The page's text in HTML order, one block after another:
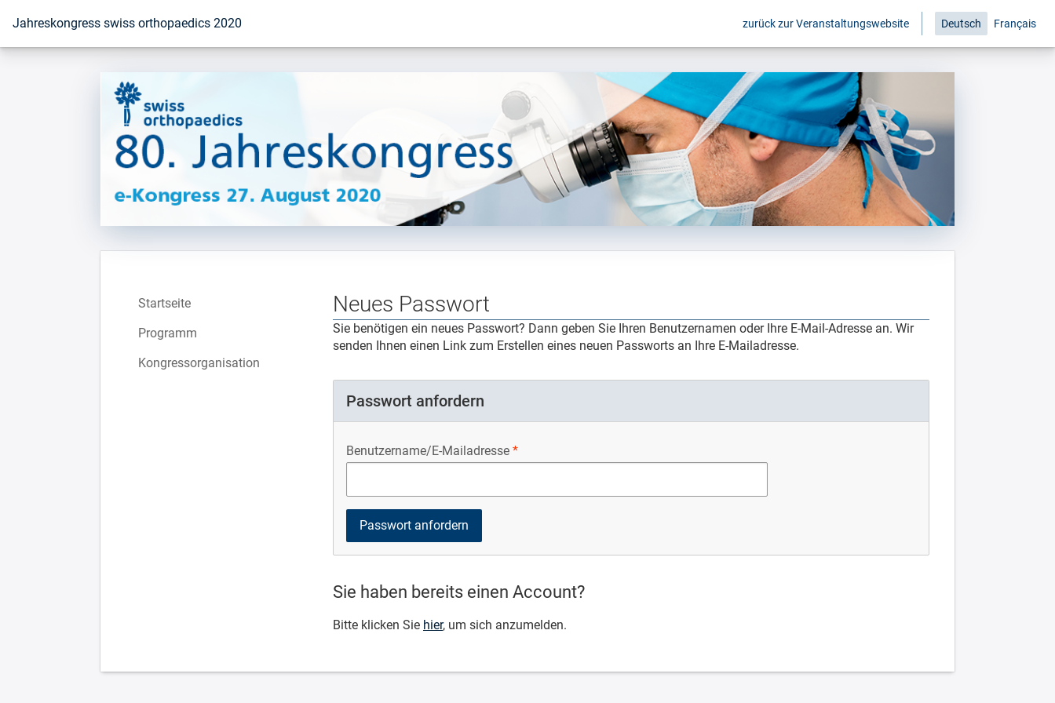
Zur Startseite
Jahreskongress swiss orthopaedics 2020 zurück zur Veranstaltungswebsite Deutsch Français
Startseite
Programm
Kongressorganisation
Neues Passwort
Sie benötigen ein neues Passwort? Dann geben Sie Ihren Benutzernamen oder Ihre E-Mail-Adresse an. Wir
senden Ihnen einen Link zum Erstellen eines neuen Passworts an Ihre E-Mailadresse.
Passwort anfordern
Benutzername/E-Mailadresse
Sie haben bereits einen Account?
Bitte klicken Sie hier, um sich anzumelden.